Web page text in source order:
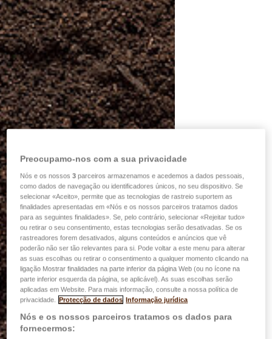
Preocupamo-nos com a sua privacidade
Nós e os nossos3 parceiros armazenamos e acedemos a dados pessoais,
como dados de navegação ou identificadores únicos, no seu dispositivo. Se
selecionar «Aceito», permite que as tecnologias de rastreio suportem as
finalidades apresentadas em «Nós e os nossos parceiros tratamos dados
para as seguintes finalidades». Se, pelo contrário, selecionar «Rejeitar tudo»
ou retirar o seu consentimento, estas tecnologias serão desativadas. Se os
rastreadores forem desativados, alguns conteúdos e anúncios que vê
poderão não ser tão relevantes para si. Pode voltar a este menu para alterar
as suas escolhas ou retirar o consentimento a qualquer momento clicando na
ligação Mostrar finalidades na parte inferior da página Web (ou no ícone na
parte inferior esquerda da página, se aplicável). As suas escolhas serão
aplicadas em Website. Para mais informação, consulte a nossa política de
privacidade.
Protecção de dados Informação jurídica
Nós e os nossos parceiros tratamos os dados para
fornecermos: